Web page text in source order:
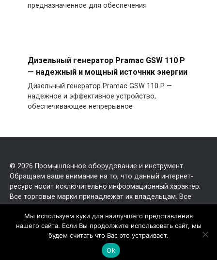
предназначенное для обеспечения
Дизельный генератор Pramac GSW 110 P
— надежный и мощный источник энергии
Дизельный генератор Pramac GSW 110 P —
надежное и эффективное устройство,
обеспечивающее непрерывное
© 2026 Промышленное оборудование и инструмент
Обращаем ваше внимание на то, что данный интернет-
ресурс носит исключительно информационный характер.
Все торговые марки принадлежат их владельцам. Все
Политика конфиденциальности
Мы используем куки для наилучшего представления
нашего сайта. Если Вы продолжите использовать сайт, мы
будем считать что Вас это устраивает.
Ok